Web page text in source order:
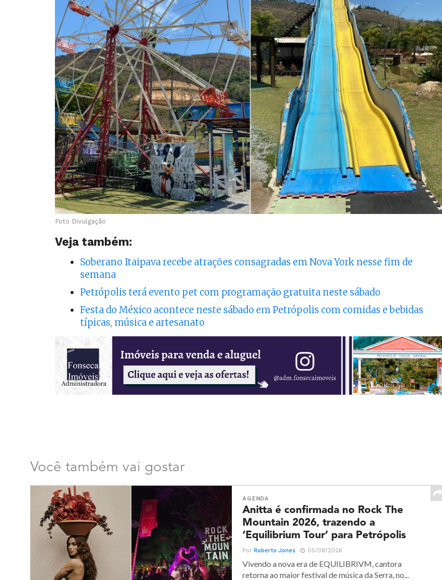
Foto Divulgação
Veja também:
Soberano Itaipava recebe atrações consagradas em Nova York nesse fim de
semana
Petrópolis terá evento pet com programação gratuita neste sábado
Festa do México acontece neste sábado em Petrópolis com comidas e bebidas
típicas, música e artesanato
Você também vai gostar
AGENDA
Anitta é confirmada no Rock The
Mountain 2026, trazendo a
‘Equilibrium Tour’ para Petrópolis
PorRoberto Jones 05/08/2026
Vivendo a nova era de EQUILIBRIVM, cantora
retorna ao maior festival de música da Serra, no...